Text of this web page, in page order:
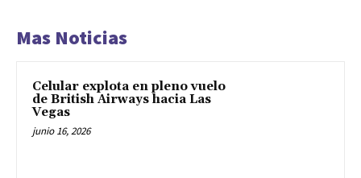
Mas Noticias
Celular explota en pleno vuelo
de British Airways hacia Las
Vegas
junio 16, 2026